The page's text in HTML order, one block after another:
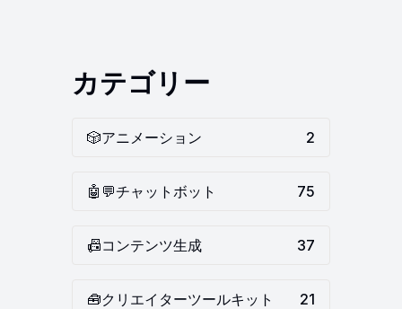
カテゴリー
🎲アニメーション 2
🤖💬チャットボット 75
📠コンテンツ生成 37
🧰クリエイターツールキット 21